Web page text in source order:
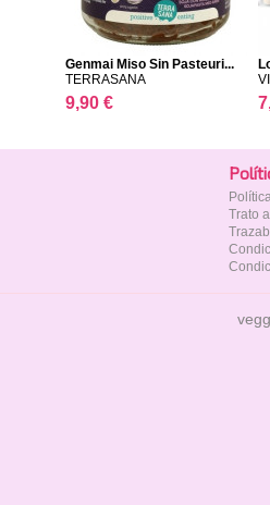
Genmai Miso Sin Pasteuri...
TERRASANA
9,90 €
Trato